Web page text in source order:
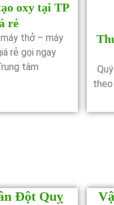
oxy tại TP
rẻ
thở – máy
rẻ gọi ngay
tâm
theo
Đột Quỵ